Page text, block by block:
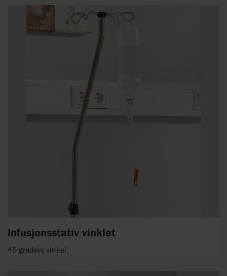
Infusjonsstativ vinklet
45 graders vinkel.